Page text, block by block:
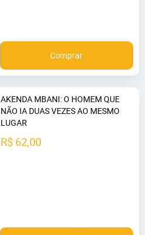
Comprar
AKENDA MBANI: O HOMEM QUE
NÃO IA DUAS VEZES AO MESMO
LUGAR
R$ 62,00